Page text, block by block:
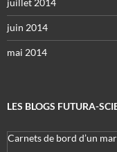
juillet 2014
juin 2014
mai 2014
LES BLOGS FUTURA-
Carnets de bord d’un